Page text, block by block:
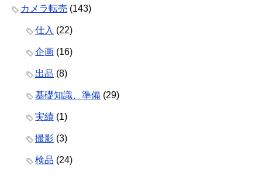
カメラ転売 (143)
仕入 (22)
企画 (16)
出品 (8)
基礎知識、準備 (29)
実績 (1)
撮影 (3)
検品 (24)